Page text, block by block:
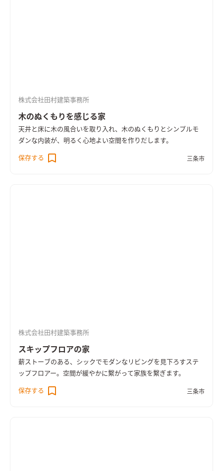
株式会社田村建築事務所
木のぬくもりを感じる家
天井と床に木の風合いを取り入れ、木のぬくもりとシンプルモ
ダンな内装が、明るく心地よい空間を作りだします。
保存する 三条市
株式会社田村建築事務所
スキップフロアの家
薪ストーブのある、シックでモダンなリビングを見下ろすステ
ップフロアー。空間が緩やかに繋がって家族を繋ぎます。
保存する 三条市